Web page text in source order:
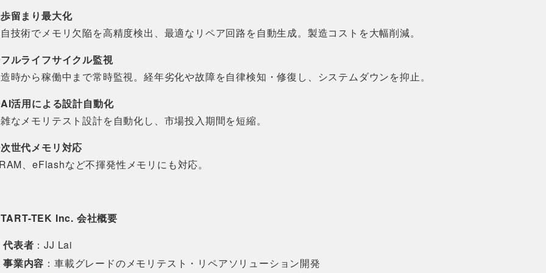
留まり最大化
技術でメモリ欠陥を高精度検出、最適なリペア回路を自動生成。製造コストを大幅削減。
ルライフサイクル監視
時から稼働中まで常時監視。経年劣化や故障を自律検知・修復し、システムダウンを抑止。
活用による設計自動化
なメモリテスト設計を自動化し、市場投入期間を短縮。
世代メモリ対応
、eFlashなど不揮発性メモリにも対応。
TEK Inc. 会社概要
代表者 ：JJ Lai
事業内容 ：車載グレードのメモリテスト・リペアソリューション開発